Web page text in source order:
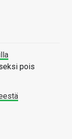
pois